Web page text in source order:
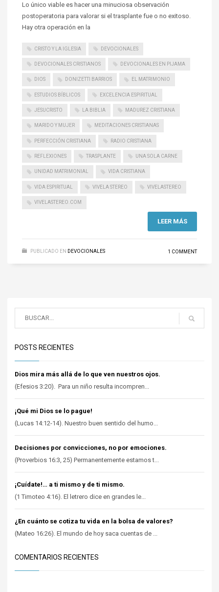
Lo único viable es hacer una minuciosa observación
postoperatoria para valorar si el trasplante fue o no exitoso.
Hay otra operación en la
CRISTO Y LA IGLESIA DEVOCIONALES
DEVOCIONALES CRISTIANOS DEVOCIONALES EN PIJAMA
DIOS DONIZETTI BARRIOS EL MATRIMONIO
ESTUDIOS BÍBLICOS EXCELENCIA ESPIRITUAL
JESUCRISTO LA BIBLIA MADUREZ CRISTIANA
MARIDO Y MUJER MEDITACIONES CRISTIANAS
PERFECCIÓN CRISTIANA RADIO CRISTIANA
REFLEXIONES TRASPLANTE UNA SOLA CARNE
UNIDAD MATRIMONIAL VIDA CRISTIANA
VIDA ESPIRITUAL VIVELA STEREO VIVELASTEREO
VIVELASTEREO.COM
LEER MÁS
PUBLICADO EN DEVOCIONALES 1 COMMENT
POSTS RECIENTES
Dios mira más allá de lo que ven nuestros ojos.
(Efesios 3:20). Para un niño resulta incompren...
¡Qué mi Dios se lo pague!
(Lucas 14:12-14). Nuestro buen sentido del humo...
Decisiones por convicciones, no por emociones.
(Proverbios 16:3, 25) Permanentemente estamos t...
¡Cuídate!… a ti mismo y de ti mismo.
(1 Timoteo 4:16). El letrero dice en grandes le...
¿En cuánto se cotiza tu vida en la bolsa de valores?
(Mateo 16:26). El mundo de hoy saca cuentas de ...
COMENTARIOS RECIENTES